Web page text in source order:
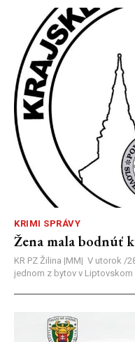
KRIMI SPRÁVY
Žena mala bodnúť
KR PZ Žilina |MM| V utorok /
jednom z bytov v Liptovskom